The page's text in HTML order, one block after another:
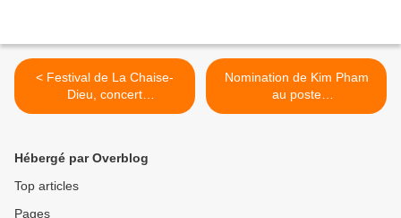
< Festival de La Chaise-
Dieu, concert
de l’orchestre Anima eterna
de Lorraine (critique)
Nomination de Kim Pham
au poste
de directeur général
Hébergé par Overblog
Top articles
Pages